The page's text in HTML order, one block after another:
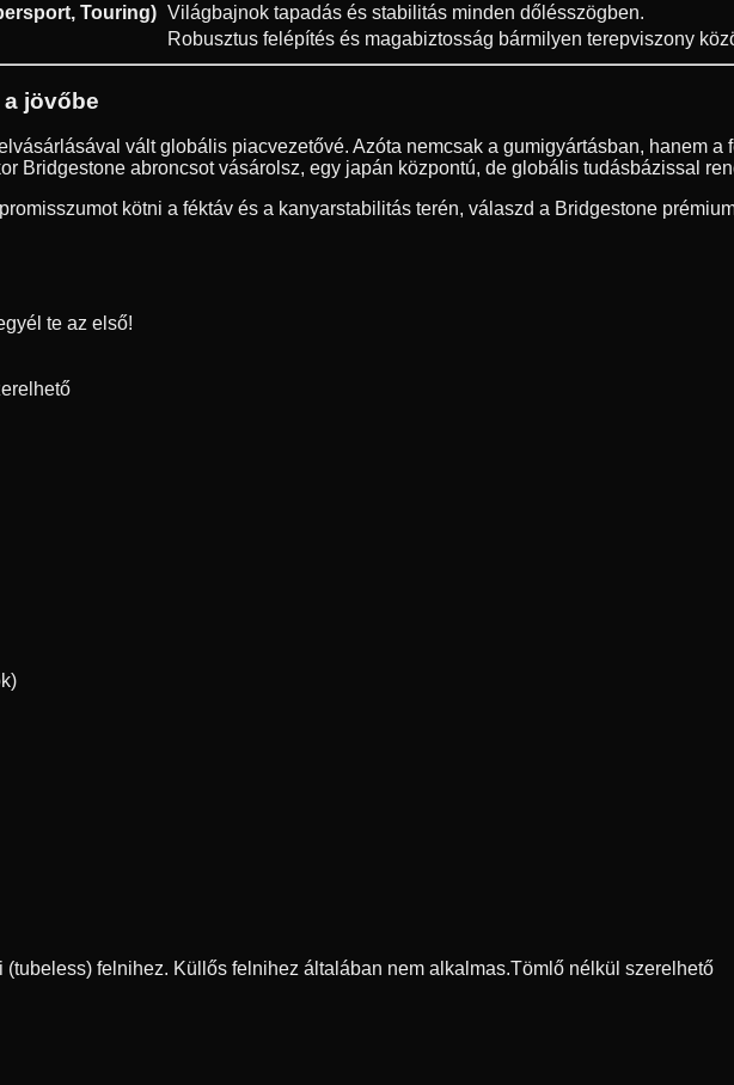
Touring) Világbajnok tapadás és stabilitás minden dőlésszögben.
Robusztus felépítés és magabiztosság bármilyen terepviszony
jövőbe
vált globális piacvezetővé. Azóta nemcsak a gumigyártásban, hanem
Bridgestone abroncsot vásárolsz, egy japán központú, de globális tudásbázissal
kötni a féktáv és a kanyarstabilitás terén, válaszd a Bridgestone
te az első!
(tubeless) felnihez. Küllős felnihez általában nem alkalmas.Tömlő nélkül szerelhető